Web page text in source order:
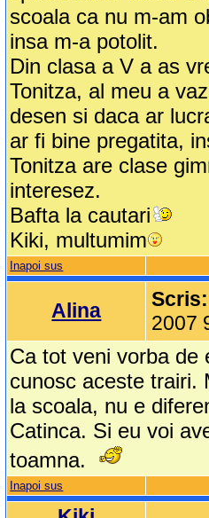
scoala ca nu m-am
insa m-a potolit.
Din clasa a V a as
Tonitza, al meu a
desen si daca ar
ar fi bine pregatita,
Tonitza are clase
interesez.
Bafta la cautari
Kiki, multumim
Inapoi sus
Alina Scris:
2007
Ca tot veni vorba de
cunosc aceste trairi.
la scoala, nu e
Catinca. Si eu voi
toamna.
Inapoi sus